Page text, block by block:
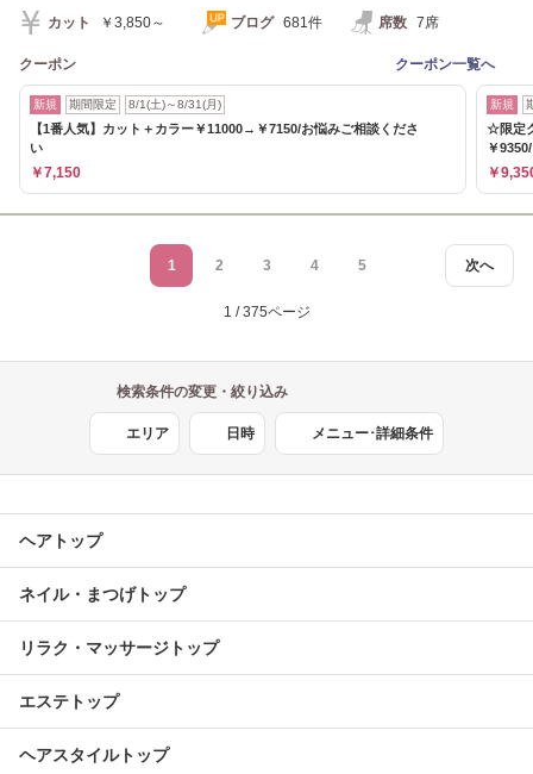
カット ￥3,850～ ブログ 681件 席数 7席
クーポン クーポン一覧へ
新規 期間限定 8/1(土)～8/31(月)
【1番人気】カット＋カラー￥11000→￥7150/お悩みご相談くださ
い
￥7,150
新規
☆限定
￥9350/
￥
次へ
1 2 3 4 5
1 / 375ページ
検索条件の変更・絞り込み
エリア 日時 メニュー･詳細条件
ヘアトップ
ネイル・まつげトップ
リラク・マッサージトップ
エステトップ
ヘアスタイルトップ